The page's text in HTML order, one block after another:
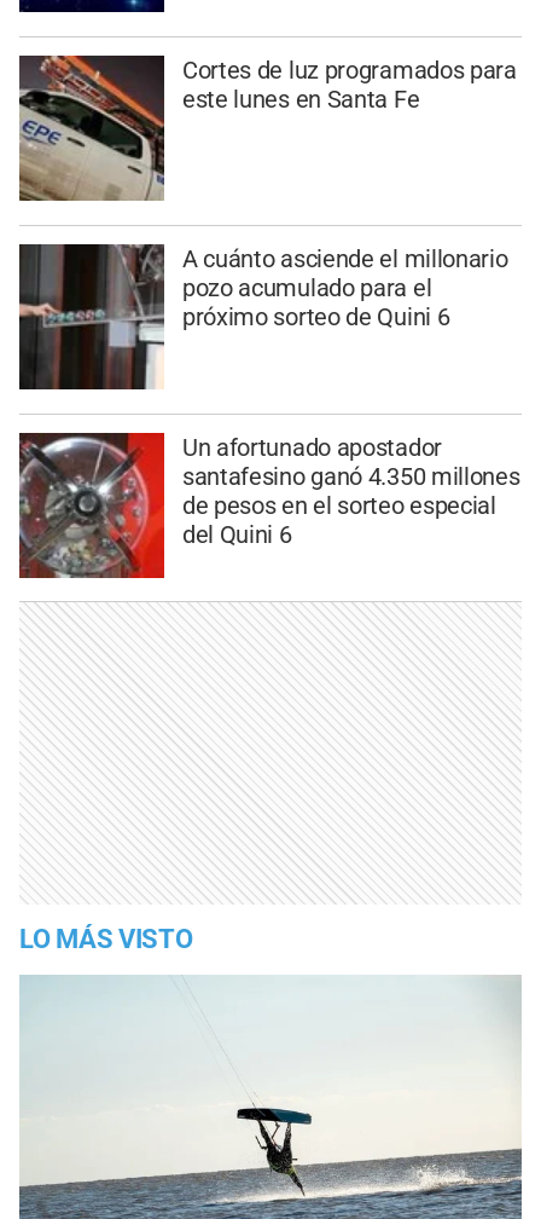
Cortes de luz programados para
este lunes en Santa Fe
A cuánto asciende el millonario
pozo acumulado para el
próximo sorteo de Quini 6
Un afortunado apostador
santafesino ganó 4.350 millones
de pesos en el sorteo especial
del Quini 6
LO MÁS VISTO